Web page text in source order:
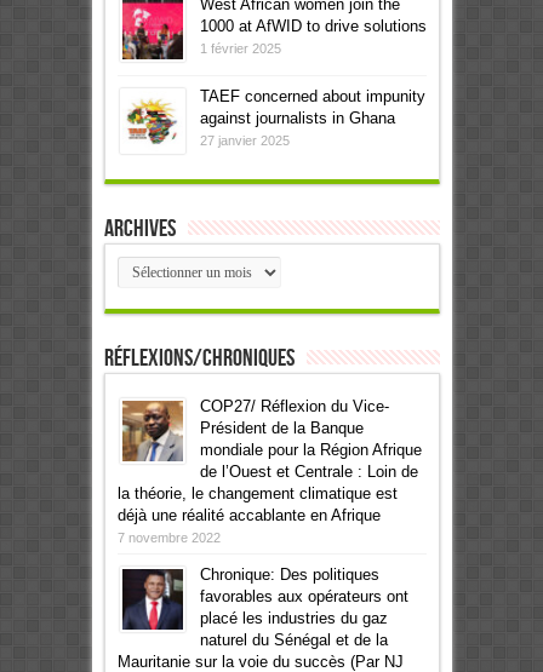
West African women join the
1000 at AfWID to drive solutions
1 février 2025
TAEF concerned about impunity
against journalists in Ghana
27 janvier 2025
Archives
Archives
Réflexions/Chroniques
COP27/ Réflexion du Vice-
Président de la Banque
mondiale pour la Région Afrique
de l’Ouest et Centrale : Loin de
la théorie, le changement climatique est
déjà une réalité accablante en Afrique
7 novembre 2022
Chronique: Des politiques
favorables aux opérateurs ont
placé les industries du gaz
naturel du Sénégal et de la
Mauritanie sur la voie du succès (Par NJ